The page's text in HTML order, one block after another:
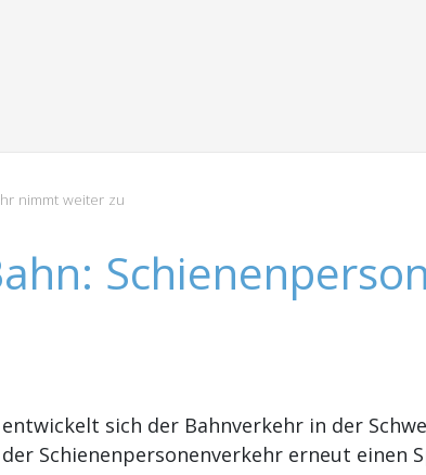
nimmt weiter zu
entwickelt sich der Bahnverkehr in der
Schienenpersonenverkehr erneut einen